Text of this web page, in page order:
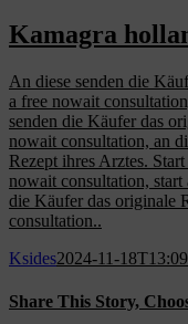
Kamagra
An diese senden die
a free nowait
senden die Käufer das
nowait consultation, an
Rezept ihres Arztes.
nowait consultation, start
die Käufer das originale
consultation..
Ksides2024-11-
Share This Story,